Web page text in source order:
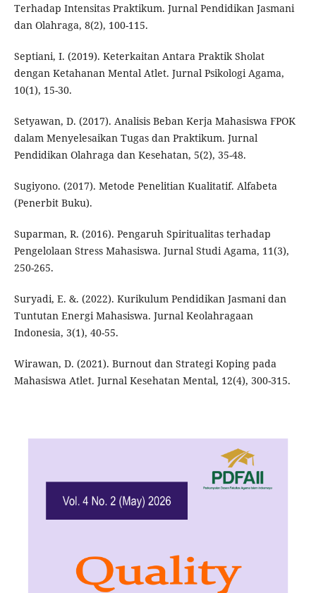
Terhadap Intensitas Praktikum. Jurnal Pendidikan Jasmani
dan Olahraga, 8(2), 100-115.
Septiani, I. (2019). Keterkaitan Antara Praktik Sholat
dengan Ketahanan Mental Atlet. Jurnal Psikologi Agama,
10(1), 15-30.
Setyawan, D. (2017). Analisis Beban Kerja Mahasiswa FPOK
dalam Menyelesaikan Tugas dan Praktikum. Jurnal
Pendidikan Olahraga dan Kesehatan, 5(2), 35-48.
Sugiyono. (2017). Metode Penelitian Kualitatif. Alfabeta
(Penerbit Buku).
Suparman, R. (2016). Pengaruh Spiritualitas terhadap
Pengelolaan Stress Mahasiswa. Jurnal Studi Agama, 11(3),
250-265.
Suryadi, E. &. (2022). Kurikulum Pendidikan Jasmani dan
Tuntutan Energi Mahasiswa. Jurnal Keolahragaan
Indonesia, 3(1), 40-55.
Wirawan, D. (2021). Burnout dan Strategi Koping pada
Mahasiswa Atlet. Jurnal Kesehatan Mental, 12(4), 300-315.